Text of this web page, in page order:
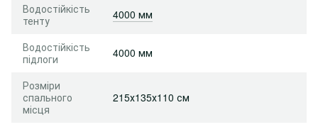
Водостійкість
тенту
4000 мм
Водостійкість
підлоги
4000 мм
Розміри
спального
місця
215х135х110 см